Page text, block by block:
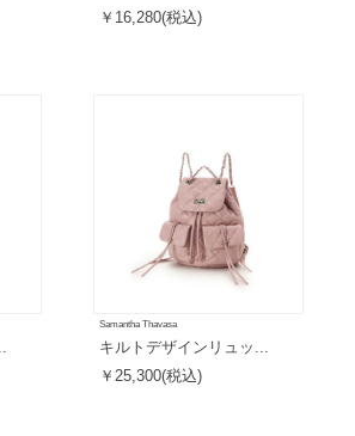
￥16,280(税込)
Samantha Thavasa
キルトデザインリュッ...
￥25,300(税込)